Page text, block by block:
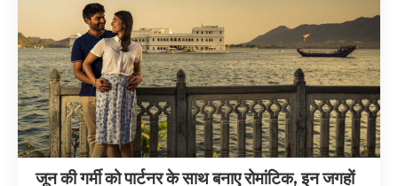
जून की गर्मी को पार्टनर के साथ बनाए रोमांटिक, इन जगहों